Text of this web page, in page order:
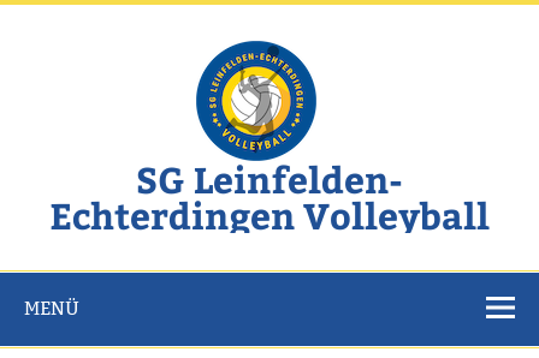
Zum
SG Leinfelden-
Echterdingen Volleyball
MENÜ